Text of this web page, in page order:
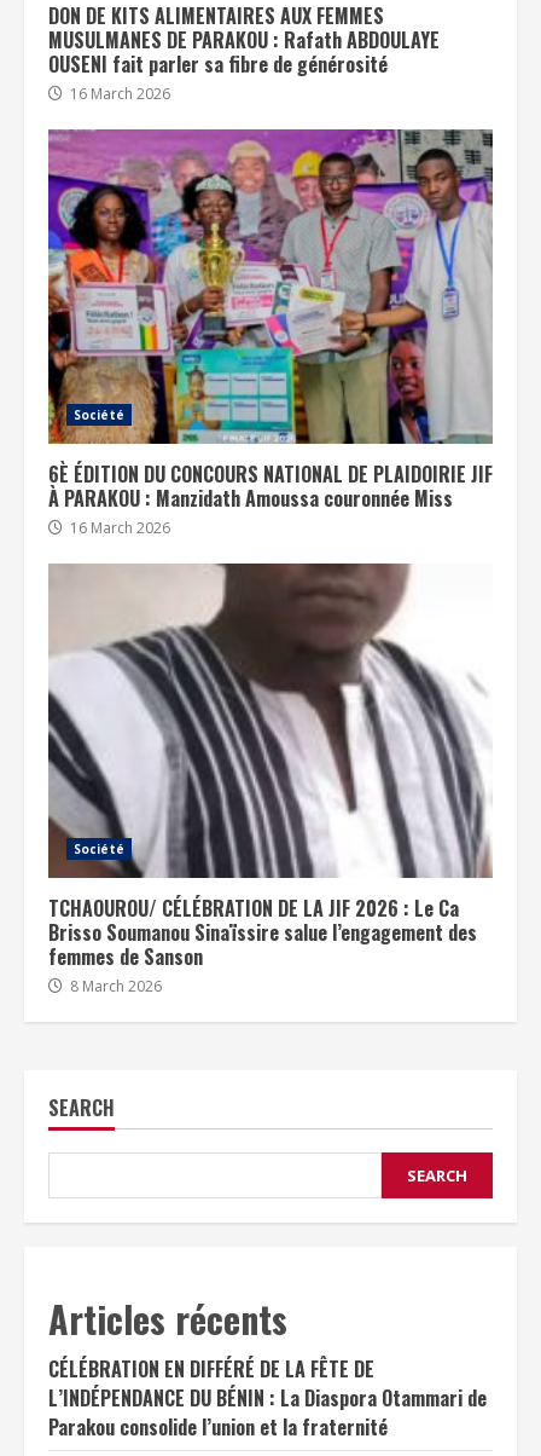
DON DE KITS ALIMENTAIRES AUX FEMMES
MUSULMANES DE PARAKOU : Rafath ABDOULAYE
OUSENI fait parler sa fibre de générosité
16 March 2026
Société
6È ÉDITION DU CONCOURS NATIONAL DE PLAIDOIRIE JIF
À PARAKOU : Manzidath Amoussa couronnée Miss
16 March 2026
Société
TCHAOUROU/ CÉLÉBRATION DE LA JIF 2026 : Le Ca
Brisso Soumanou Sinaïssire salue l’engagement des
femmes de Sanson
8 March 2026
SEARCH
SEARCH
Articles récents
CÉLÉBRATION EN DIFFÉRÉ DE LA FÊTE DE
L’INDÉPENDANCE DU BÉNIN : La Diaspora Otammari de
Parakou consolide l’union et la fraternité